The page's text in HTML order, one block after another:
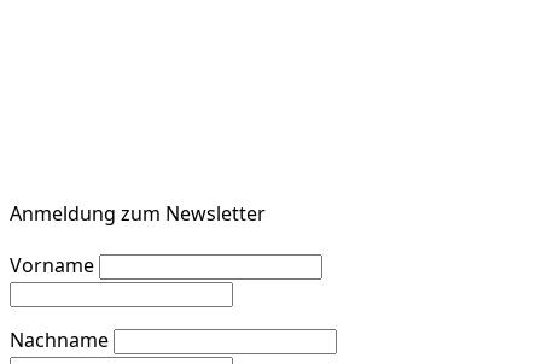
Anmeldung zum Newsletter
Vorname
Nachname